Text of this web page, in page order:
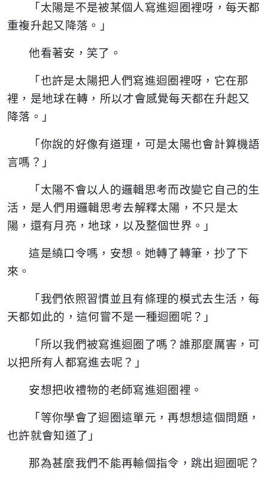
「太陽是不是被某個人寫進迴圈裡呀，每天都
重複升起又降落。」
他看著安，笑了。
「也許是太陽把人們寫進迴圈裡呀，它在那
裡，是地球在轉，所以才會感覺每天都在升起又
降落。」
「你說的好像有道理，可是太陽也會計算機語
言嗎？」
「太陽不會以人的邏輯思考而改變它自己的生
活，是人們用邏輯思考去解釋太陽，不只是太
陽，還有月亮，地球，以及整個世界。」
這是繞口令嗎，安想。她轉了轉筆，抄了下
來。
「我們依照習慣並且有條理的模式去生活，每
天都如此的，這何嘗不是一種迴圈呢？」
「所以我們被寫進迴圈了嗎？誰那麼厲害，可
以把所有人都寫進去呢？」
安想把收禮物的老師寫進迴圈裡。
「等你學會了迴圈這單元，再想想這個問題，
也許就會知道了」
那為甚麼我們不能再輸個指令，跳出迴圈呢？